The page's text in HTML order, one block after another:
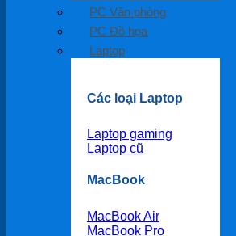
PC Văn phòng
PC Đồ họa
Laptop
Các loại Laptop
Laptop gaming
Laptop cũ
MacBook
MacBook Air
MacBook Pro